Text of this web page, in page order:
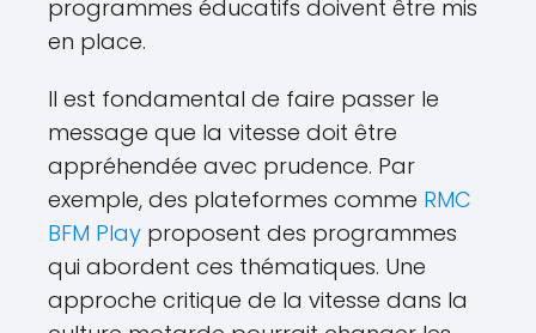
programmes éducatifs doivent être mis
en place.
Il est fondamental de faire passer le
message que la vitesse doit être
appréhendée avec prudence. Par
exemple, des plateformes comme RMC
BFM Play proposent des programmes
qui abordent ces thématiques. Une
approche critique de la vitesse dans la